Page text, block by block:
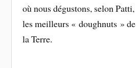
où nous dégustons, selon Patti,
les meilleurs « doughnuts » de
la Terre.